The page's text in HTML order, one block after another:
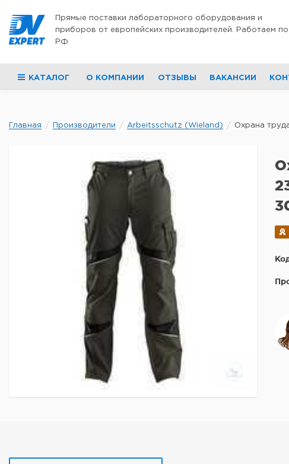
Прямые поставки лабораторного оборудования и
приборов от европейских производителей. Работаем по
РФ
КАТАЛОГ О КОМПАНИИ ОТЗЫВЫ ВАКАНСИИ
Главная Производители Arbeitsschutz (Wieland) Охрана